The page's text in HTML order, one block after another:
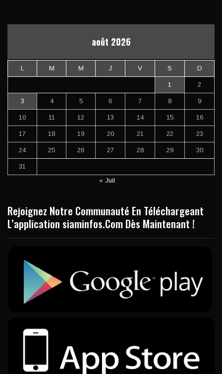
août 2026
L M M J V S D
1 2
3 4 5 6 7 8 9
10 11 12 13 14 15 16
17 18 19 20 21 22 23
24 25 26 27 28 29 30
31
« Juil
Rejoignez Notre Communauté En Téléchargeant
L’application siaminfos.Com Dès Maintenant !